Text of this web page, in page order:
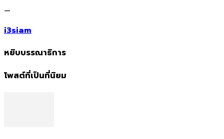
—
i3siam
หยิบบรรณาธิการ
โพสต์ที่เป็นที่นิยม